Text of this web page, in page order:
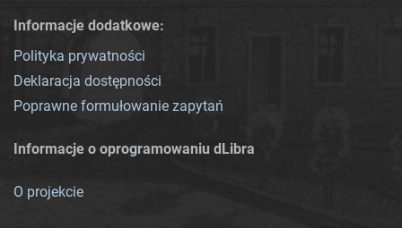
Informacje dodatkowe:
Polityka prywatności
Deklaracja dostępności
Poprawne formułowanie zapytań
Informacje o oprogramowaniu dLibra
O projekcie